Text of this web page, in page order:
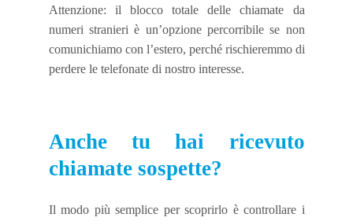
Attenzione: il blocco totale delle chiamate da
numeri stranieri è un’opzione percorribile se non
comunichiamo con l’estero, perché rischieremmo di
perdere le telefonate di nostro interesse.
Anche tu hai ricevuto
chiamate sospette?
Il modo più semplice per scoprirlo è controllare i